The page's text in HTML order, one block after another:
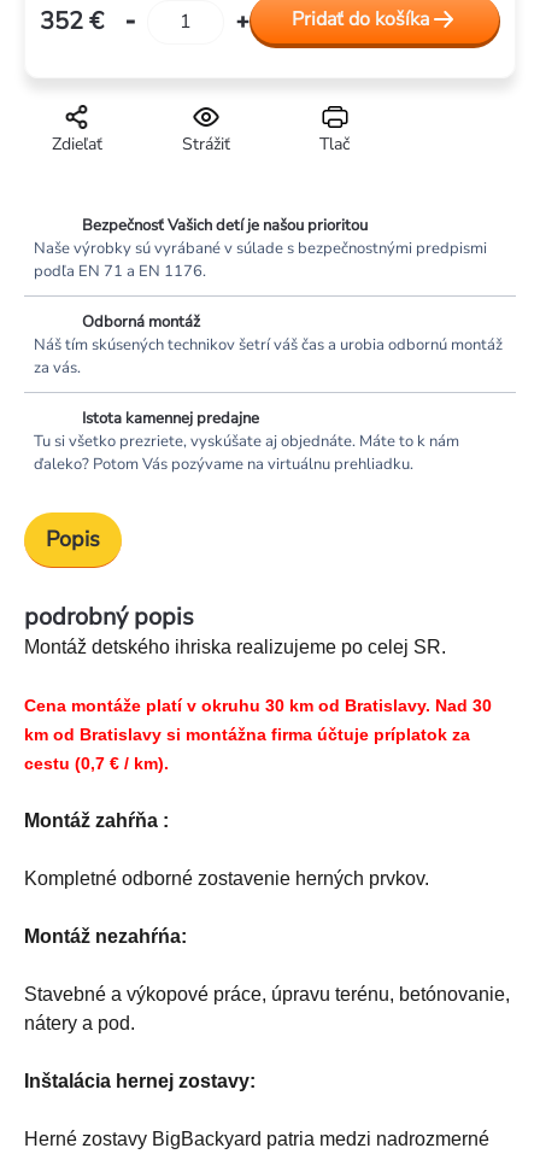
Tlač
Strážiť
Zdieľať
352 €
Jednotková
Pridať do košíka
Bezpečnosť Vašich detí je našou prioritou
Naše výrobky sú vyrábané v súlade s bezpečnostnými predpismi
podľa EN 71 a EN 1176.
Odborná montáž
Náš tím skúsených technikov šetrí váš čas a urobia odbornú montáž
za vás.
Istota kamennej predajne
Tu si všetko prezriete, vyskúšate aj objednáte. Máte to k nám
ďaleko? Potom Vás pozývame na virtuálnu prehliadku.
Popis
podrobný popis
Montáž detského ihriska realizujeme po celej SR.
Cena montáže platí v okruhu 30 km od Bratislavy. Nad 30
km od Bratislavy si montážna firma účtuje príplatok za
cestu (0,7 € / km).
Montáž zahŕňa :
Kompletné odborné zostavenie herných prvkov.
Montáž nezahŕńa:
Stavebné a výkopové práce, úpravu terénu, betónovanie,
nátery a pod.
Inštalácia hernej zostavy:
Herné zostavy BigBackyard patria medzi nadrozmerné